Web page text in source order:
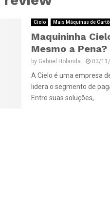
Cielo Mais Máquinas de
Maquininha
Mesmo a Pena?
by Gabriel Holanda 03/
A Cielo é uma empresa
lidera o segmento de
Entre suas soluções,...